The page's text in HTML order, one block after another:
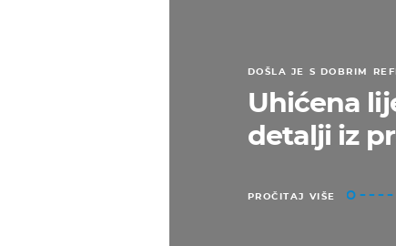
DOŠLA JE S DOBRIM
Uhićena
detalji iz
PROČITAJ VIŠE